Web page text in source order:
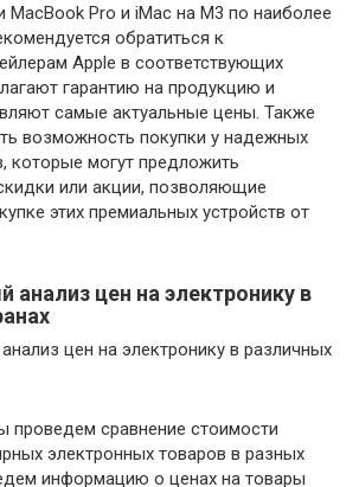
MacBook Pro и iMac на M3 по наиболее
обратиться к
Apple в соответствующих
гарантию на продукцию и
самые актуальные цены. Также
возможность покупки у надежных
которые могут предложить
или акции, позволяющие
этих премиальных устройств от
анализ цен на электронику в
проведем сравнение стоимости
электронных товаров в разных
информацию о ценах на товары